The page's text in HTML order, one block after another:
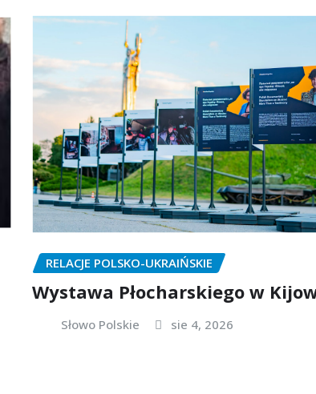
RELACJE POLSKO-UKRAIŃSKIE
Wystawa Płocharskiego w
Słowo Polskie sie 4, 2026